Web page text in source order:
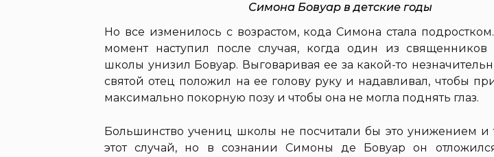
Симона Бовуар в детские годы
Но все изменилось с возрастом, кода Симона стала
момент наступил после случая, когда один из священников
школы унизил Бовуар. Выговаривая ее за какой-то
святой отец положил на ее голову руку и надавливал, чтобы
максимально покорную позу и чтобы она не могла поднять глаз.
Большинство учениц школы не посчитали бы это унижением и
этот случай, но в сознании Симоны де Бовуар он